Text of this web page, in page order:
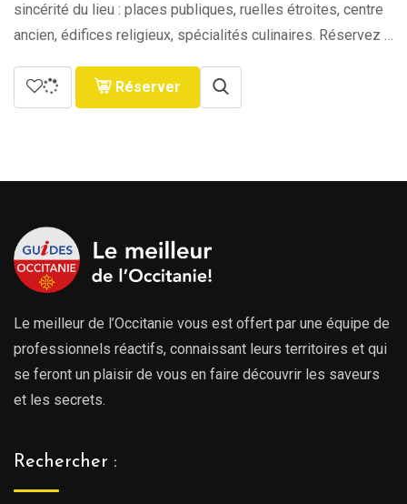
sincérité du lieu : places publiques, ruelles étroites, centre
ancien, édifices religieux, spécialités culinaires. Réservez …
Réserver
Le meilleur de l’Occitanie vous est offert par une équipe de
professionnels réactifs, connaissant leurs territoires et qui
se feront un plaisir de vous en faire découvrir les saveurs
et les secrets.
Rechercher :